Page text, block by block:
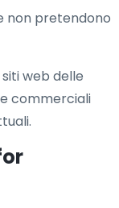
non pretendono
web delle
commerciali